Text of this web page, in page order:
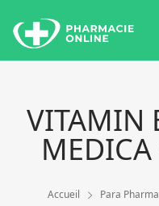
VITAMIN
MEDICA
Accueil Para